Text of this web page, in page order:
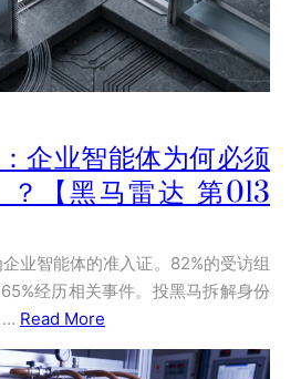
企业智能体为何必须
？【黑马雷达 第013
业智能体的准入证。82%的受访组
经历相关事件。投黑马拆解身份
… Read More